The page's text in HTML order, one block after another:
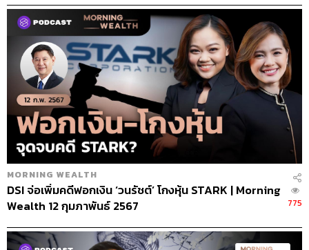
MORNING WEALTH
DSI จ่อเพิ่มคดีฟอกเงิน ‘วนรัชต์’ โกงหุ้น STARK | Morning
Wealth 12 กุมภาพันธ์ 2567
775